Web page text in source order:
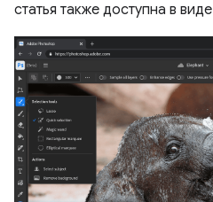
статья также доступна в виде